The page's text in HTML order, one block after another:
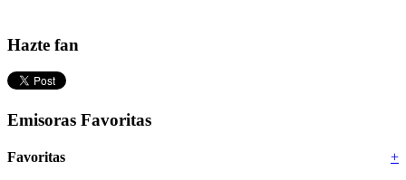
Hazte fan
Emisoras Favoritas
+
Favoritas